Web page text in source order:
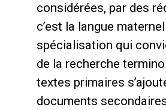
considérées, par des
c’est la langue
spécialisation qui
de la recherche
textes primaires
documents